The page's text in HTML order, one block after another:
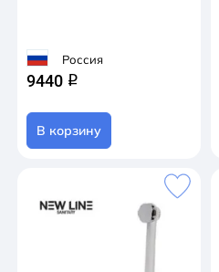
Россия
9440 q
В корзину